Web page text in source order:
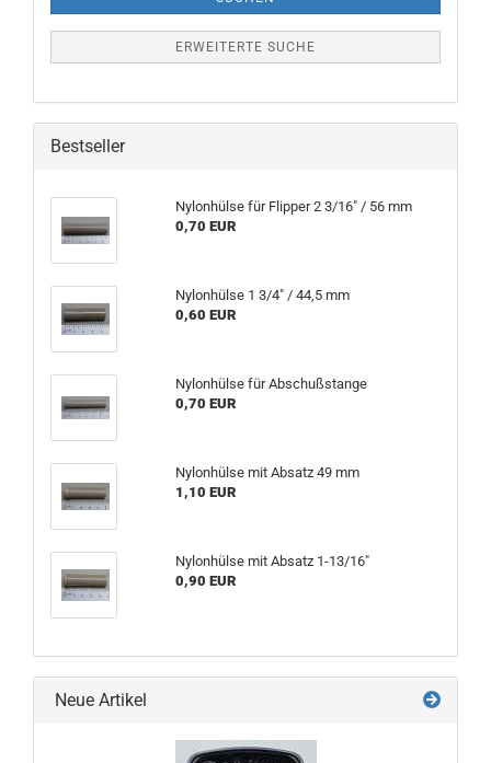
ERWEITERTE SUCHE
Bestseller
Nylonhülse für Flipper 2 3/16" / 56 mm
0,70 EUR
Nylonhülse 1 3/4" / 44,5 mm
0,60 EUR
Nylonhülse für Abschußstange
0,70 EUR
Nylonhülse mit Absatz 49 mm
1,10 EUR
Nylonhülse mit Absatz 1-13/16"
0,90 EUR
Neue Artikel